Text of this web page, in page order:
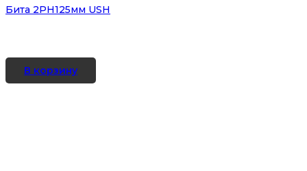
Бита 2PH125мм USH
В корзину